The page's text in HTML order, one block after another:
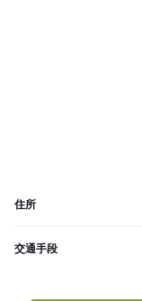
住所
交通手段